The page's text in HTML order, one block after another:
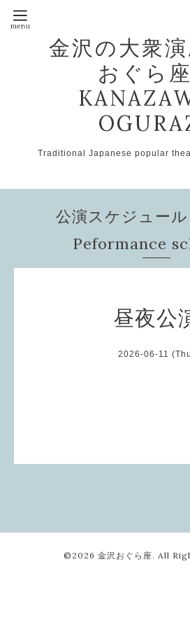
金沢の大衆
おぐら
Traditional Japanese popular
公演スケジュー
Peformance
昼夜公
2026-06-11
©2026 金沢おぐら座. All